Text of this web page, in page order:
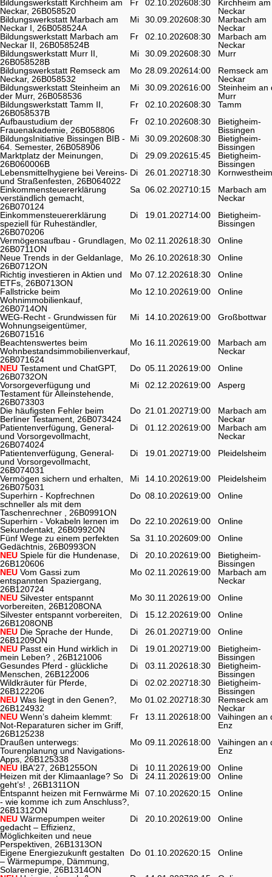
Bildungswerkstatt Kirchheim am
Neckar, 26B058520
Fr 02.10.202608:30
Kirchheim am
Neckar
Bildungswerkstatt Marbach am
Neckar I, 26B058524A
Mi 30.09.202608:30
Marbach am
Neckar
Bildungswerkstatt Marbach am
Neckar II, 26B058524B
Fr 02.10.202608:30
Marbach am
Neckar
Bildungswerkstatt Murr II,
26B058528B
Mi 30.09.202608:30
Murr
Bildungswerkstatt Remseck am
Neckar, 26B058532
Mo 28.09.202614:00
Remseck am
Neckar
Bildungswerkstatt Steinheim an
der Murr, 26B058536
Mi 30.09.202616:00
Steinheim an
Murr
Bildungswerkstatt Tamm II,
26B058537B
Fr 02.10.202608:30
Tamm
Aufbaustudium der
Frauenakademie, 26B058806
Fr 02.10.202608:30
Bietigheim-
Bissingen
BildungsInitiative Bissingen BIB -
64. Semester, 26B058906
Mi 30.09.202608:30
Bietigheim-
Bissingen
Marktplatz der Meinungen,
26B060006B
Di 29.09.202615:45
Bietigheim-
Bissingen
Lebensmittelhygiene bei Vereins-
und Straßenfesten, 26B064022
Di 26.01.202718:30
Kornwestheim
Einkommensteuererklärung
verständlich gemacht,
26B070124
Sa 06.02.202710:15
Marbach am
Neckar
Einkommensteuererklärung
speziell für Ruheständler,
26B070206
Di 19.01.202714:00
Bietigheim-
Bissingen
Vermögensaufbau - Grundlagen,
26B0711ON
Mo 02.11.202618:30
Online
Neue Trends in der Geldanlage,
26B0712ON
Mo 26.10.202618:30
Online
Richtig investieren in Aktien und
ETFs, 26B0713ON
Mo 07.12.202618:30
Online
Fallstricke beim
Wohnimmobilienkauf,
26B0714ON
Mo 12.10.202619:00 Online
WEG-Recht - Grundwissen für
Wohnungseigentümer,
26B071516
Mi 14.10.202619:00 Großbottwar
Beachtenswertes beim
Wohnbestandsimmobilienverkauf,
26B071624
Mo 16.11.202619:00
Marbach am
Neckar
NEU Testament und ChatGPT,
26B0732ON
Do 05.11.202619:00
Online
Vorsorgeverfügung und
Testament für Alleinstehende,
26B073303
Mi 02.12.202619:00 Asperg
Die häufigsten Fehler beim
Berliner Testament, 26B073424
Do 21.01.202719:00
Marbach am
Neckar
Patientenverfügung, General-
und Vorsorgevollmacht,
26B074024
Di 01.12.202619:00
Marbach am
Neckar
Patientenverfügung, General-
und Vorsorgevollmacht,
26B074031
Di 19.01.202719:00 Pleidelsheim
Vermögen sichern und erhalten,
26B075031
Mi 14.10.202619:00
Pleidelsheim
Superhirn - Kopfrechnen
schneller als mit dem
Taschenrechner , 26B0991ON
Do 08.10.202619:00 Online
Superhirn - Vokabeln lernen im
Sekundentakt, 26B0992ON
Do 22.10.202619:00
Online
Fünf Wege zu einem perfekten
Gedächtnis, 26B0993ON
Sa 31.10.202609:00
Online
NEU Spiele für die Hundenase,
26B120606
Di 20.10.202619:00
Bietigheim-
Bissingen
NEU Vom Gassi zum
entspannten Spaziergang,
26B120724
Mo 02.11.202619:00
Marbach am
Neckar
NEU Silvester entspannt
vorbereiten, 26B1208ONA
Mo 30.11.202619:00
Online
Silvester entspannt vorbereiten,
26B1208ONB
Di 15.12.202619:00
Online
NEU Die Sprache der Hunde,
26B1209ON
Di 26.01.202719:00
Online
NEU Passt ein Hund wirklich in
mein Leben? , 26B121006
Di 19.01.202719:00
Bietigheim-
Bissingen
Gesundes Pferd - glückliche
Menschen, 26B122006
Di 03.11.202618:30
Bietigheim-
Bissingen
Wildkräuter für Pferde,
26B122206
Di 02.02.202718:30
Bietigheim-
Bissingen
NEU Was liegt in den Genen?,
26B124932
Mo 01.02.202718:30
Remseck am
Neckar
NEU Wenn’s daheim klemmt:
Not-Reparaturen sicher im Griff,
26B125238
Fr 13.11.202618:00
Vaihingen an
Enz
Draußen unterwegs:
Tourenplanung und Navigations-
Apps, 26B125338
Mo 09.11.202618:00
Vaihingen an
Enz
NEU IBA'27, 26B1255ON Di 10.11.202619:00
Online
Heizen mit der Klimaanlage? So
geht’s! , 26B1311ON
Di 24.11.202619:00
Online
Entspannt heizen mit Fernwärme
- wie komme ich zum Anschluss?,
26B1312ON
Mi 07.10.202620:15 Online
NEU Wärmepumpen weiter
gedacht – Effizienz,
Möglichkeiten und neue
Perspektiven, 26B1313ON
Di 20.10.202619:00 Online
Eigene Energiezukunft gestalten
– Wärmepumpe, Dämmung,
Solarenergie, 26B1314ON
Do 01.10.202620:15 Online